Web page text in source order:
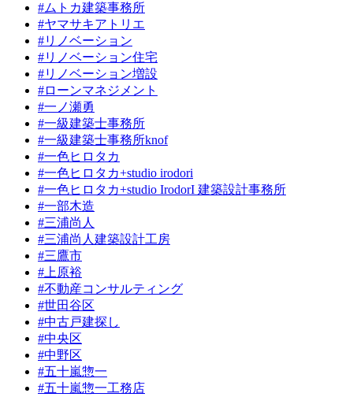
#ムトカ建築事務所
#ヤマサキアトリエ
#リノベーション
#リノベーション住宅
#リノベーション増設
#ローンマネジメント
#一ノ瀬勇
#一級建築士事務所
#一級建築士事務所knof
#一色ヒロタカ
#一色ヒロタカ+studio irodori
#一色ヒロタカ+studio IrodorI 建築設計事務所
#一部木造
#三浦尚人
#三浦尚人建築設計工房
#三鷹市
#上原裕
#不動産コンサルティング
#世田谷区
#中古戸建探し
#中央区
#中野区
#五十嵐惣一
#五十嵐惣一工務店